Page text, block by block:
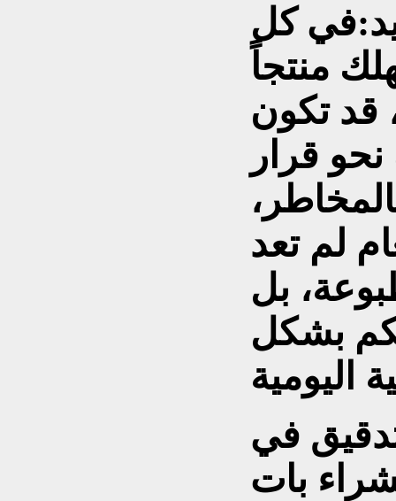
في كل
منتجاً
قد تكون
قرار
لم تعد
بل
بشكل
في
بات